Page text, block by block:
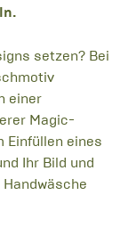
setzen? Bei
einer
Magic-
Einfüllen eines
Ihr Bild und